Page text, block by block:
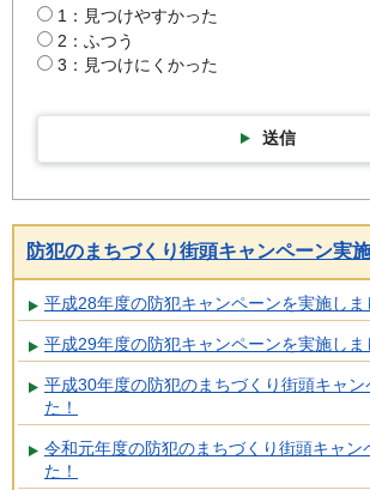
1：見つけやすかった
2：ふつう
3：見つけにくかった
送信
防犯のまちづくり街頭キャンペーン実
平成28年度の防犯キャンペーンを実施しま
平成29年度の防犯キャンペーンを実施しま
平成30年度の防犯のまちづくり街頭キャン
た！
令和元年度の防犯のまちづくり街頭キャン
た！